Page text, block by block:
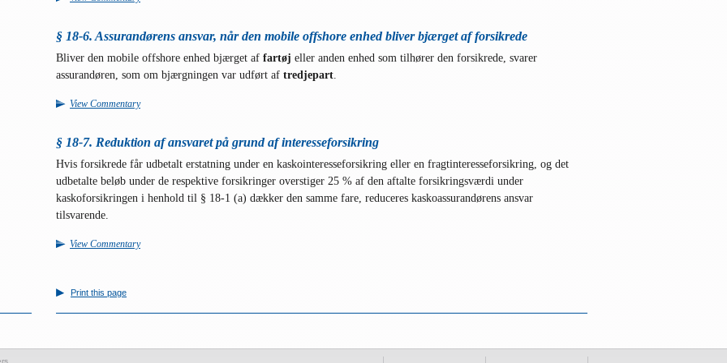
§ 18-6. Assurandørens ansvar, når den mobile offshore enhed bliver bjærget af forsikrede
Bliver den mobile offshore enhed bjærget af fartøj eller anden enhed som tilhører den forsikrede, svarer
assurandøren, som om bjærgningen var udført af tredjepart
View Commentary
§ 18-7. Reduktion af ansvaret på grund af interesseforsikring
Hvis forsikrede får udbetalt erstatning under en kaskointeresseforsikring eller en fragtinteresseforsikring, og det
udbetalte beløb under de respektive forsikringer overstiger 25 % af den aftalte forsikringsværdi under
kaskoforsikringen i henhold til § 18-1 (a) dækker den samme fare, reduceres kaskoassurandørens ansvar
tilsvarende.
View Commentary
Print this page